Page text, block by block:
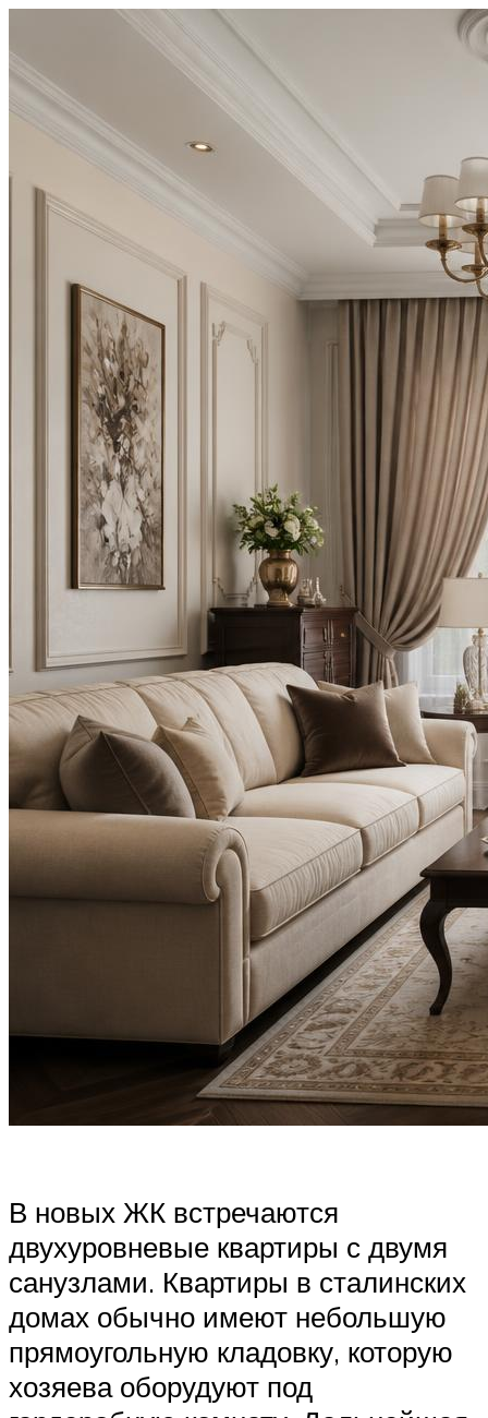
В новых ЖК встречаются
двухуровневые квартиры с двумя
санузлами. Квартиры в сталинских
домах обычно имеют небольшую
прямоугольную кладовку, которую
хозяева оборудуют под